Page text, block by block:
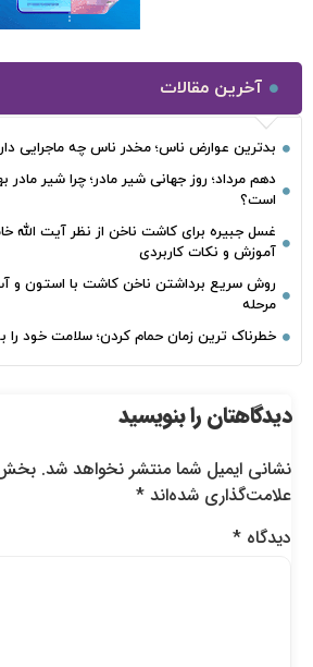
آخرین مقالات
بدترین عوارض ناس؛ مخدر ناس چه ماجرایی دارد
دهم مرداد؛ روز جهانی شیر مادر؛ چرا شیر مادر
است؟
غسل جبیره برای کاشت ناخن از نظر آیت الله
آموزش و نکات کاربردی
روش سریع برداشتن ناخن کاشت با استون و آب
مرحله
خطرناک‌ ترین زمان‌ حمام کردن؛ سلامت خود را به
دیدگاهتان را بنویسید
نشانی ایمیل شما منتشر نخواهد شد.
علامت‌گذاری شده‌اند*
دیدگاه*